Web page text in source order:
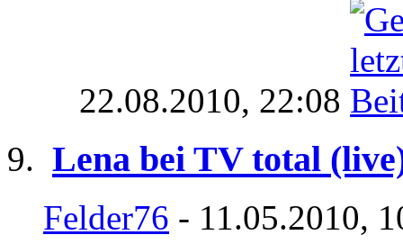
22.08.2010, 22:08
Lena bei TV total
Felder76 - 11.05.2010,